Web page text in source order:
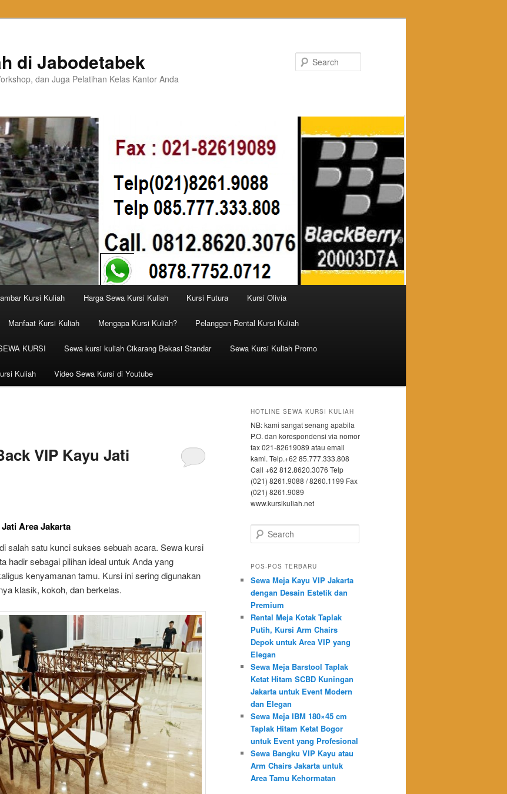
di Jabodetabek
dan Juga Pelatihan Kelas Kantor Anda
Kursi Kuliah Harga Sewa Kursi Kuliah Kursi Futura Kursi Olivia
Manfaat Kursi Kuliah Mengapa Kursi Kuliah? Pelanggan Rental Kursi Kuliah
KURSI Sewa kursi kuliah Cikarang Bekasi Standar Sewa Kursi Kuliah Promo
Kuliah Video Sewa Kursi di Youtube
VIP Kayu Jati
Area Jakarta
salah satu kunci sukses sebuah acara. Sewa kursi
hadir sebagai pilihan ideal untuk Anda yang
kenyamanan tamu. Kursi ini sering digunakan
klasik, kokoh, dan berkelas.
HOTLINE SEWA KURSI KULIAH
NB: kami sangat senang apabila
P.O. dan korespondensi via nomor
fax 021-82619089 atau email
kami. Telp.+62 85.777.333.808
Call +62 812.8620.3076 Telp
(021) 8261.9088 / 8260.1199 Fax
(021) 8261.9089
www.kursikuliah.net
Search
POS-POS TERBARU
Sewa Meja Kayu VIP Jakarta
dengan Desain Estetik dan
Premium
Rental Meja Kotak Taplak
Putih, Kursi Arm Chairs
Depok untuk Area VIP yang
Elegan
Sewa Meja Barstool Taplak
Ketat Hitam SCBD Kuningan
Jakarta untuk Event Modern
dan Elegan
Sewa Meja IBM 180×45 cm
Taplak Hitam Ketat Bogor
untuk Event yang Profesional
Sewa Bangku VIP Kayu atau
Arm Chairs Jakarta untuk
Area Tamu Kehormatan